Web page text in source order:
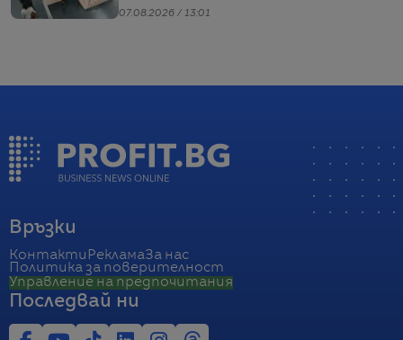
07.08.2026 / 13:01
Връзки
Контакти РекламаЗа нас
Политика за поверителност
Управление на предпочитания
Последвай ни